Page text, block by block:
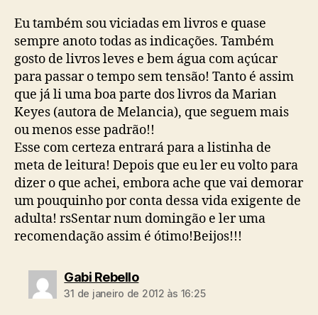
Eu também sou viciadas em livros e quase
sempre anoto todas as indicações. Também
gosto de livros leves e bem água com açúcar
para passar o tempo sem tensão! Tanto é assim
que já li uma boa parte dos livros da Marian
Keyes (autora de Melancia), que seguem mais
ou menos esse padrão!!
Esse com certeza entrará para a listinha de
meta de leitura! Depois que eu ler eu volto para
dizer o que achei, embora ache que vai demorar
um pouquinho por conta dessa vida exigente de
adulta! rsSentar num domingão e ler uma
recomendação assim é ótimo!Beijos!!!
Gabi Rebellodiz:
31 de janeiro de 2012 às 16:25